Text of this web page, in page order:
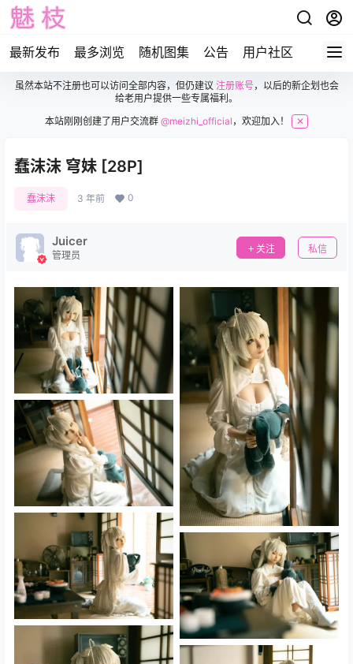
最新发布 最多浏览 随机图集 公告 用户社区
虽然本站不注册也可以访问全部内容，但仍建议 注册账号，以后的新企划也会
给老用户提供一些专属福利。
本站刚刚创建了用户交流群@meizhi_official ，欢迎加入！ ✕
蠢沫沫 穹妹 [28P]
蠢沫沫 3 年前 0
Juicer
管理员
关注 私信